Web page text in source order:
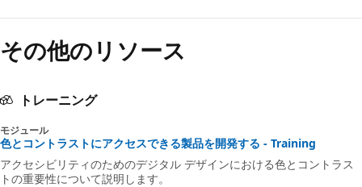
その他のリソース
トレーニング
モジュール
色とコントラストにアクセスできる製品を開発する - Training
アクセシビリティのためのデジタル デザインにおける色とコントラス
トの重要性について説明します。